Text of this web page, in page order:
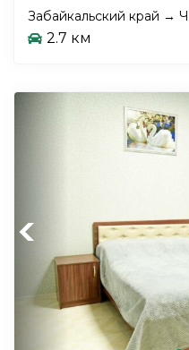
Забайкальский край →
2.7 км
Previous